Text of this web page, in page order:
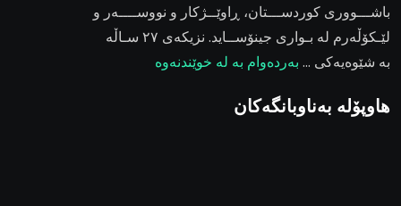
باشـــووری کوردســـتان، ڕاوێــژکار و نووســــەر و
لێـکۆڵەرم لە بـواری جینۆســاید. نزیکەی ٢٧ سـاڵە
بە شێوەیەکی … بەردەوام بە لە خوێندنەوە
هاوپۆلە بەناوبانگەکان